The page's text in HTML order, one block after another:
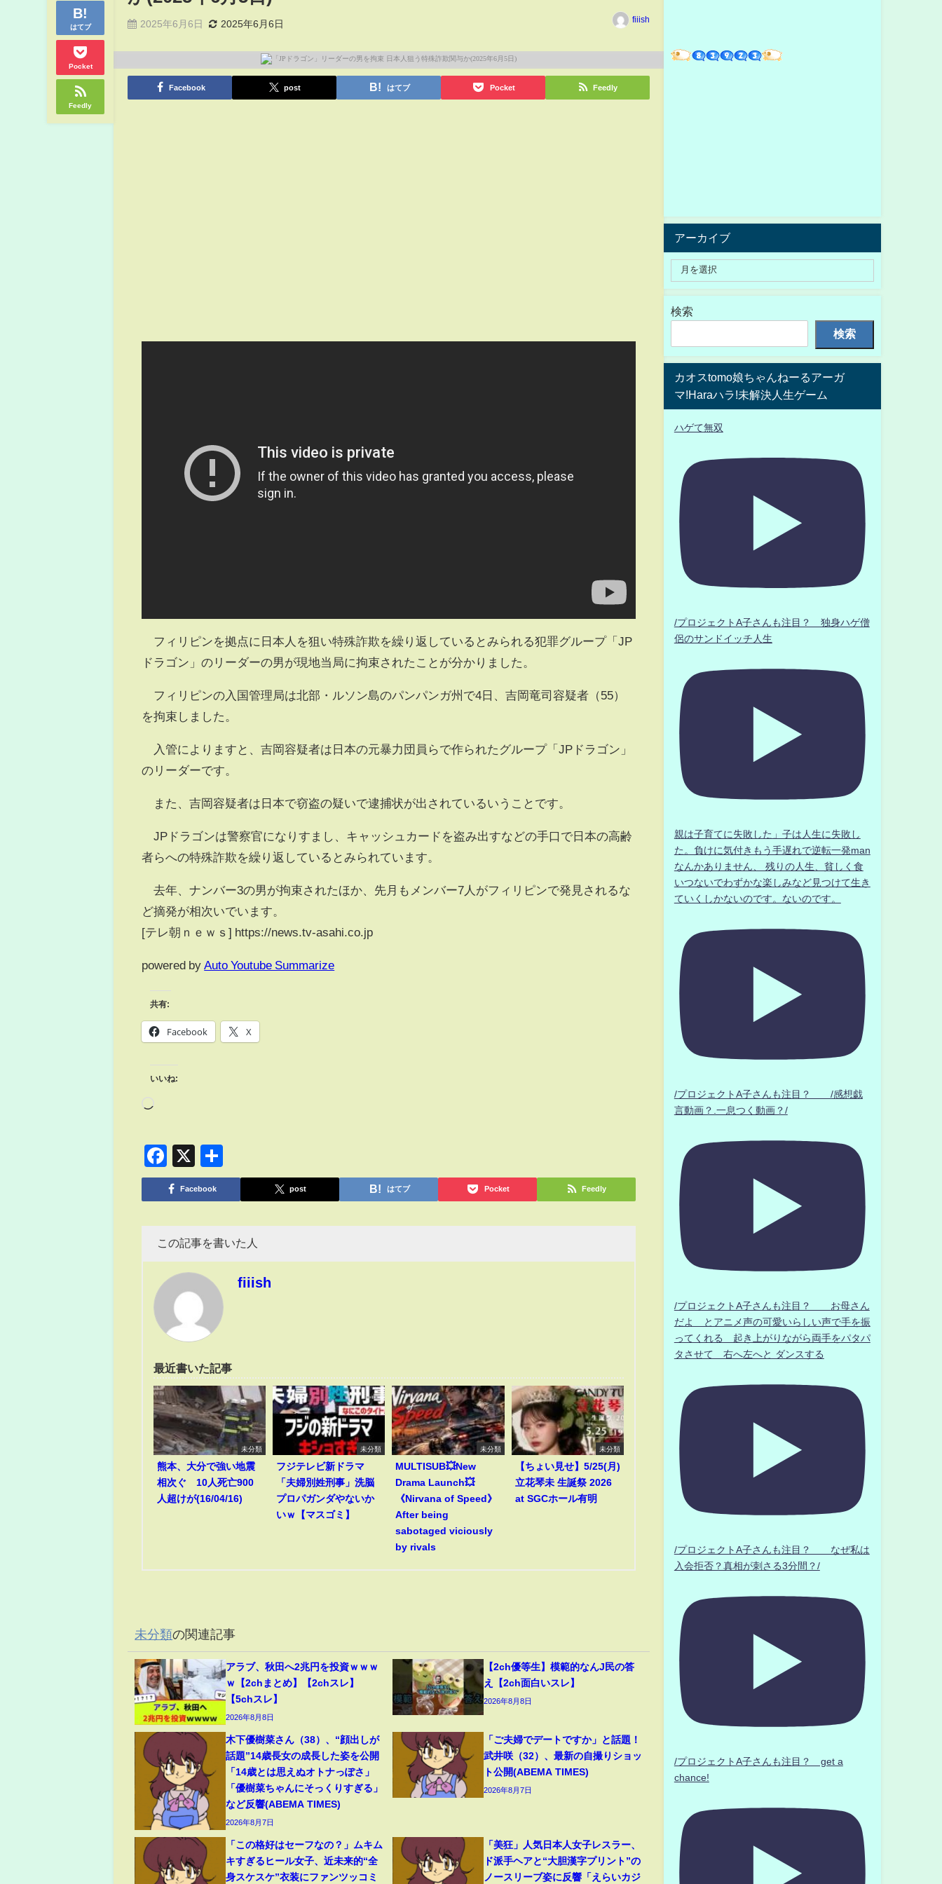
はてブ
Pocket
Feedly
2025年6月6日 2025年6月6日 fiiish
Facebook post はてブ Pocket Feedly
フィリピンを拠点に日本人を狙い特殊詐欺を繰り返しているとみられる犯罪グループ「JP
ドラゴン」のリーダーの男が現地当局に拘束されたことが分かりました。
フィリピンの入国管理局は北部・ルソン島のパンパンガ州で4日、吉岡竜司容疑者（55）
を拘束しました。
入管によりますと、吉岡容疑者は日本の元暴力団員らで作られたグループ「JPドラゴン」
のリーダーです。
また、吉岡容疑者は日本で窃盗の疑いで逮捕状が出されているいうことです。
JPドラゴンは警察官になりすまし、キャッシュカードを盗み出すなどの手口で日本の高齢
者らへの特殊詐欺を繰り返しているとみられています。
去年、ナンバー3の男が拘束されたほか、先月もメンバー7人がフィリピンで発見されるな
ど摘発が相次いでいます。
[テレ朝ｎｅｗｓ] https://news.tv-asahi.co.jp
powered by Auto Youtube Summarize
共有:
Facebook X
いいね:
Facebook
X
有
Facebook post はてブ Pocket Feedly
この記事を書いた人
fiiish
最近書いた記事
未分類
熊本、大分で強い地震
相次ぐ 10人死亡900
人超けが(16/04/16)
未分類
フジテレビ新ドラマ
「夫婦別姓刑事」洗脳
プロパガンダやないか
いｗ【マスゴミ】
未分類
MULTISUB💥New
Drama Launch💥
《Nirvana of Speed》
After being
sabotaged viciously
by rivals
未分類
【ちょい見せ】5/25(月)
立花琴未 生誕祭 2026
at SGCホール有明
未分類の関連記事
アラブ、秋田へ2兆円を投資ｗｗｗ
ｗ【2chまとめ】【2chスレ】
【5chスレ】
2026年8月8日
【2ch優等生】模範的なんJ民の答
え【2ch面白いスレ】
2026年8月8日
木下優樹菜さん（38）、“顔出しが
話題”14歳長女の成長した姿を公開
「14歳とは思えぬオトナっぽさ」
「優樹菜ちゃんにそっくりすぎる」
など反響(ABEMA TIMES)
2026年8月7日
「ご夫婦でデートですか」と話題！
武井咲（32）、最新の自撮りショッ
ト公開(ABEMA TIMES)
2026年8月7日
「この格好はセーフなの？」ムキム
キすぎるヒール女子、近未来的“全
身スケスケ”衣装にファンツッコミ
「美狂」人気日本人女子レスラー、
ド派手ヘアと“大胆漢字プリント”の
ノースリーブ姿に反響「えらいカジ
アーカイブ
検索
検索
カオスtomo娘ちゃんねーるアーガ
マ!Haraハラ!未解決人生ゲーム
ハゲて無双
/プロジェクトA子さんも注目？ 独身ハゲ僧
侶のサンドイッチ人生
親は子育てに失敗した」子は人生に失敗し
た。負けに気付きもう手遅れで逆転一発man
なんかありません、 残りの人生、貧しく食
いつないでわずかな楽しみなど見つけて生き
ていくしかないのです。ないのです。
/プロジェクトA子さんも注目？ /感想戯
言動画？.一息つく動画？/
/プロジェクトA子さんも注目？ お母さん
だよ とアニメ声の可愛いらしい声で手を振
ってくれる 起き上がりながら両手をパタパ
タさせて 右へ左へと ダンスする
/プロジェクトA子さんも注目？ なぜ私は
入会拒否？真相が刺さる3分間？/
/プロジェクトA子さんも注目？ get a
chance!